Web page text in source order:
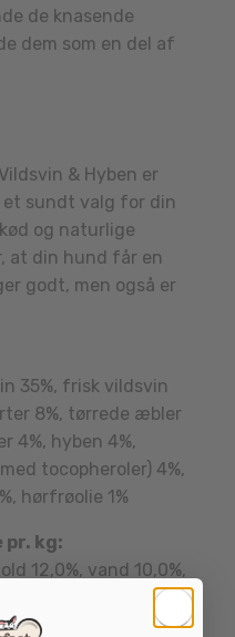
de knasende
dem som en del af
& Hyben er
sundt valg for din
og naturlige
at din hund får en
godt, men også er
35%, frisk vildsvin
8%, tørrede æbler
4%, hyben 4%,
tocopheroler) 4%,
hørfrøolie 1%
kg:
12,0%, vand 10,0%,
calcium 1,2%, fosfor
6 1,0%.